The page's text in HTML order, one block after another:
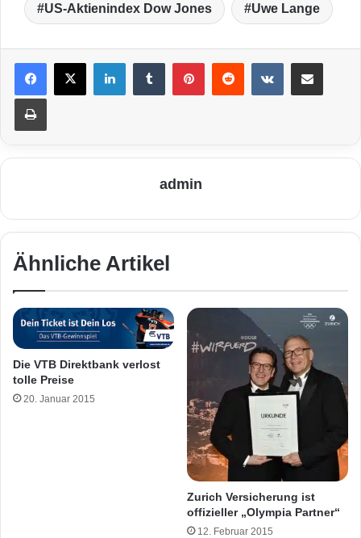
US-Aktienindex Dow Jones Uwe Lange
LinkedIn VKontakte
Drucken
admin
Ähnliche Artikel
Die VTB Direktbank verlost
tolle Preise
20. Januar 2015
Zurich Versicherung ist
offizieller „Olympia Partner“
12. Februar 2015